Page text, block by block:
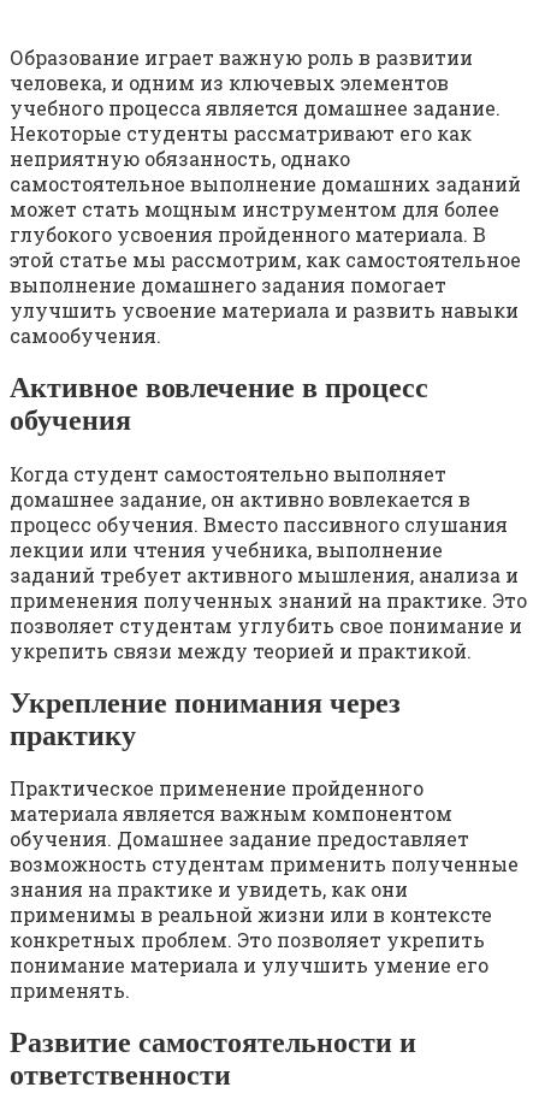
Образование играет важную роль в развитии
человека, и одним из ключевых элементов
учебного процесса является домашнее задание.
Некоторые студенты рассматривают его как
неприятную обязанность, однако
самостоятельное выполнение домашних заданий
может стать мощным инструментом для более
глубокого усвоения пройденного материала. В
этой статье мы рассмотрим, как самостоятельное
выполнение домашнего задания помогает
улучшить усвоение материала и развить навыки
самообучения.
Активное вовлечение в процесс
обучения
Когда студент самостоятельно выполняет
домашнее задание, он активно вовлекается в
процесс обучения. Вместо пассивного слушания
лекции или чтения учебника, выполнение
заданий требует активного мышления, анализа и
применения полученных знаний на практике. Это
позволяет студентам углубить свое понимание и
укрепить связи между теорией и практикой.
Укрепление понимания через
практику
Практическое применение пройденного
материала является важным компонентом
обучения. Домашнее задание предоставляет
возможность студентам применить полученные
знания на практике и увидеть, как они
применимы в реальной жизни или в контексте
конкретных проблем. Это позволяет укрепить
понимание материала и улучшить умение его
применять.
Развитие самостоятельности и
ответственности